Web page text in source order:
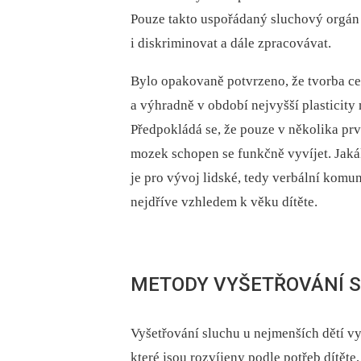
Pouze takto uspořádaný sluchový
i diskriminovat a dále zpracovávat.
Bylo opakovaně potvrzeno, že tvorba
a výhradně v období nejvyšší plasticity
Předpokládá se, že pouze v několika
mozek schopen se funkčně vyvíjet.
je pro vývoj lidské, tedy verbální
nejdříve vzhledem k věku dítěte.
METODY VYŠETŘOVÁNÍ
Vyšetřování sluchu u nejmenších dětí
které jsou rozvíjeny podle potřeb